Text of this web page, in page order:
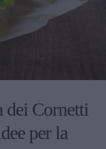
dei Cornetti
per la